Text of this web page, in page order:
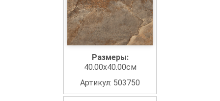
Размеры:
40.00x40.00см
Артикул: 503750